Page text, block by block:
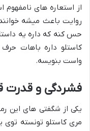
از استعاره های نامفهوم
روایت باعث میشه
حس کنه که داره یه
کاستلو داره باهات
واست بنویسه.
فشردگی و قدرت
یکی از شگفتی های این
مری کاستلو تونسته توی